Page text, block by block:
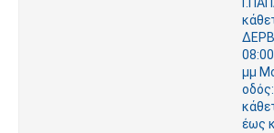
μμ
έως